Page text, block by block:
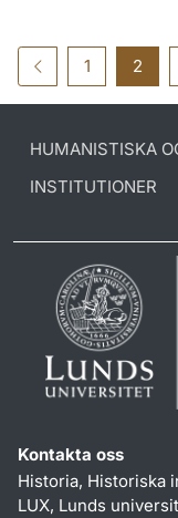
1 2
HUMANISTISKA
INSTITUTIONER
Kontakta oss
Historia, Historiska
LUX, Lunds